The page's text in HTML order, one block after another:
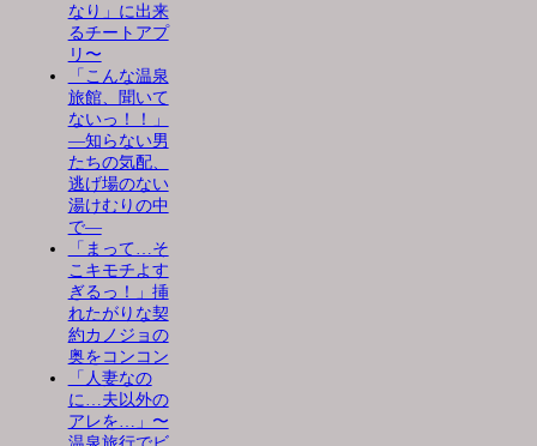
なり」に出来
るチートアプ
リ〜
「こんな温泉
旅館、聞いて
ないっ！！」
―知らない男
たちの気配、
逃げ場のない
湯けむりの中
で―
「まって…そ
こキモチよす
ぎるっ！」挿
れたがりな契
約カノジョの
奥をコンコン
「人妻なの
に…夫以外の
アレを…」〜